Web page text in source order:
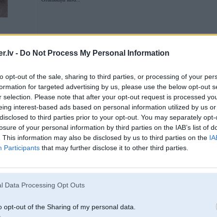
- Do Not Process My Personal Information
opt-out of the sale, sharing to third parties, or processing of your
for targeted advertising by us, please use the below opt-out
selection. Please note that after your opt-out request is processed
interest-based ads based on personal information utilized by us
to third parties prior to your opt-out. You may separately
of your personal information by third parties on the IAB’s list of
This information may also be disclosed by us to third parties on the
Participants that may further disclose it to other third parties.
Data Processing Opt Outs
opt-out of the Sharing of my personal data.
07. Sep 2016, 06:46
Te visi lasa grāmatiņas...
07. Sep 2016, 07:28